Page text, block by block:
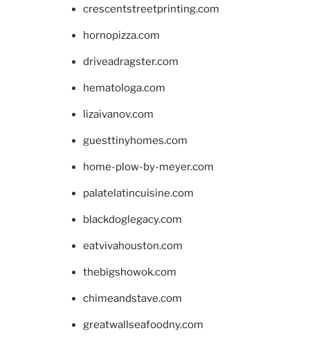
crescentstreetprinting.com
hornopizza.com
driveadragster.com
hematologa.com
lizaivanov.com
guesttinyhomes.com
home-plow-by-meyer.com
palatelatincuisine.com
blackdoglegacy.com
eatvivahouston.com
thebigshowok.com
chimeandstave.com
greatwallseafoodny.com